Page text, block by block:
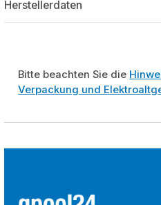
Herstellerdaten
Bitte beachten Sie die
Verpackung und